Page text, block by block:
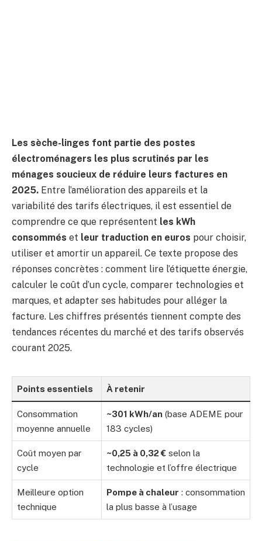
Les sèche-linges font partie des postes
électroménagers les plus scrutinés par les
ménages soucieux de réduire leurs factures en
2025. Entre l’amélioration des appareils et la
variabilité des tarifs électriques, il est essentiel de
comprendre ce que représentent les kWh
consommés et leur traduction en euros pour choisir,
utiliser et amortir un appareil. Ce texte propose des
réponses concrètes : comment lire l’étiquette énergie,
calculer le coût d’un cycle, comparer technologies et
marques, et adapter ses habitudes pour alléger la
facture. Les chiffres présentés tiennent compte des
tendances récentes du marché et des tarifs observés
courant 2025.
Points essentiels À retenir
Consommation
moyenne annuelle
~301 kWh/an (base ADEME pour
183 cycles)
Coût moyen par
cycle
~0,25 à 0,32 € selon la
technologie et l’offre électrique
Meilleure option
technique
Pompe à chaleur : consommation
la plus basse à l’usage